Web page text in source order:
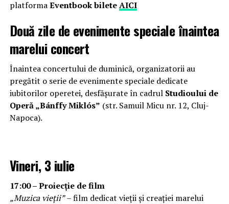
platformaEventbook bileteAICI
Două zile de evenimente speciale înaintea
marelui concert
Înaintea concertului de duminică, organizatorii au
pregătit o serie de evenimente speciale dedicate
iubitorilor operetei, desfășurate în cadrul Studioului de
Operă „Bánffy Miklós” (str. Samuil Micu nr. 12, Cluj-
Napoca).
Vineri, 3 iulie
17:00 – Proiecție de film
„Muzica vieții”– film dedicat vieții și creației marelui